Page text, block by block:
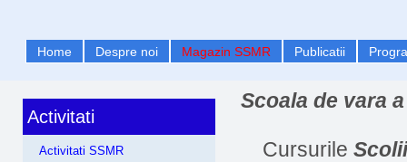
Home Despre noi Magazin SSMR Publicatii
Scoala de vara
Cursurile
Activitati
Activitati SSMR